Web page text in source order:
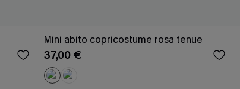
Mini abito copricostume rosa tenue
37,00 €